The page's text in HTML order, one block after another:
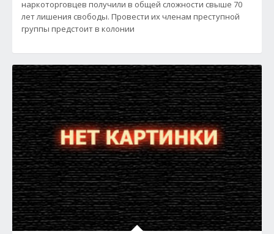
наркоторговцев получили в общей сложности свыше 70
лет лишения свободы. Провести их членам преступной
группы предстоит в колонии